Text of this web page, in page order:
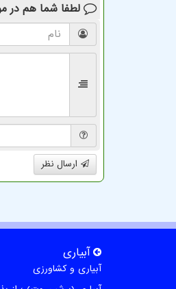
لطفا شما هم در
ارسال نظر
آبیاری
آبیاری و کشاورزی